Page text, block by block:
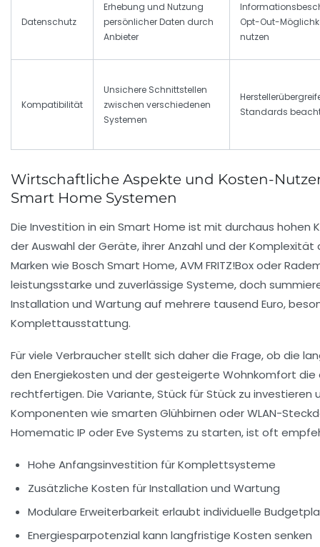
Datenschutz
Erhebung und Nutzung
persönlicher Daten durch
Anbieter
Opt-Out-
nutzen
Kompatibilität
Unsichere Schnittstellen
zwischen verschiedenen
Systemen
Standards
Wirtschaftliche Aspekte und Kosten-
Smart Home Systemen
Die Investition in ein Smart Home ist mit durchaus hohen
der Auswahl der Geräte, ihrer Anzahl und der
Marken wie Bosch Smart Home, AVM FRITZ!Box oder
leistungsstarke und zuverlässige Systeme, doch
Installation und Wartung auf mehrere tausend Euro,
Komplettausstattung.
Für viele Verbraucher stellt sich daher die Frage, ob die
den Energiekosten und der gesteigerte Wohnkomfort
rechtfertigen. Die Variante, Stück für Stück zu investieren
Komponenten wie smarten Glühbirnen oder WLAN-
Homematic IP oder Eve Systems zu starten, ist oft
Hohe Anfangsinvestition für Komplettsysteme
Zusätzliche Kosten für Installation und Wartung
Modulare Erweiterbarkeit erlaubt individuelle
Energiesparpotenzial kann langfristige Kosten senken